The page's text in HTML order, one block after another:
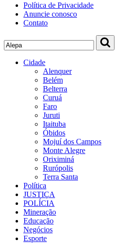
Política de Privacidade
Anuncie conosco
Contato
Cidade
Alenquer
Belém
Belterra
Curuá
Faro
Juruti
Itaituba
Óbidos
Mojuí dos Campos
Monte Alegre
Oriximiná
Rurópolis
Terra Santa
Política
JUSTIÇA
POLÍCIA
Mineração
Educação
Negócios
Esporte